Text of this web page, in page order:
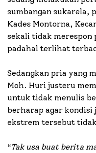
sumbangan sukarela,
Kades Montorna,
sekali tidak
padahal terlihat
Sedangkan pria yang
Moh. Huri justeru
untuk tidak menulis
berharap agar kondisi
ekstrem tersebut
“Tak usa buat berita